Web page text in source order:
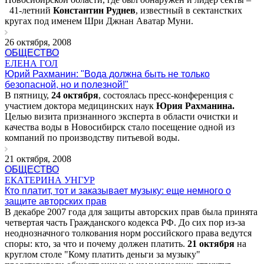
41-летний Константин Руднев, известный в сектанстких
кругах под именем Шри Джнан Аватар Муни.
26 октября, 2008
ОБЩЕСТВО
ЕЛЕНА ГОЛ
Юрий Рахманин: "Вода должна быть не только
безопасной, но и полезной!"
В пятницу, 24 октября, состоялась пресс-конференция с
участием доктора медицинских наук Юрия Рахманина.
Целью визита признанного эксперта в области очистки и
качества воды в Новосибирск стало посещение одной из
компаний по производству питьевой воды.
21 октября, 2008
ОБЩЕСТВО
ЕКАТЕРИНА УНГУР
Кто платит, тот и заказывает музыку: еще немного о
защите авторских прав
В декабре 2007 года для защиты авторских прав была принята
четвертая часть Гражданского кодекса РФ. До сих пор из-за
неоднозначного толкования норм российского права ведутся
споры: кто, за что и почему должен платить. 21 октября на
круглом столе "Кому платить деньги за музыку"